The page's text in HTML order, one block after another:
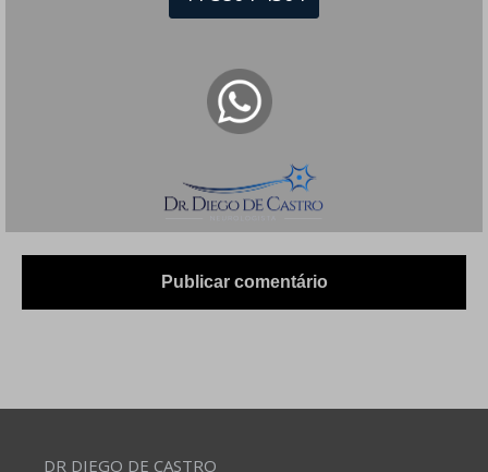
Salvar meus dados neste navegador para a
próxima vez que eu comentar.
DR DIEGO DE CASTRO